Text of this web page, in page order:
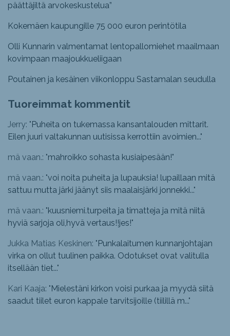
päättäjiltä arvokeskustelua”
Kokemäen kaupungille 75 000 euron perintötila
Olli Kunnarin valmentamat lentopallomiehet maailmaan
kovimpaan maajoukkueliigaan
Poutainen ja kesäinen viikonloppu Sastamalan seudulla
Tuoreimmat kommentit
Jerry: "Puheita on tukemassa kansantalouden mittarit.
Eilen juuri valtakunnan uutisissa kerrottiin avoimien..."
mä vaan.: "mahroikko sohasta kusiaipesään!"
mä vaan.: "voi noita puheita ja lupauksia! lupaillaan mitä
sattuu mutta järki jäänyt siis maalaisjärki jonnekki..."
mä vaan.: "kuusniemi.turpeita ja timatteja ja mitä niitä
hyviä sarjoja oli,hyvä vertaus!!jes!"
Jukka Matias Keskinen: "Punkalaitumen kunnanjohtajan
virka on ollut tuulinen paikka. Odotukset ovat valitulla
itsellään tiet..."
Kari Kaaja: "Mielestäni kirkon voisi purkaa ja myydä siitä
saadut tiilet euron kappale tarvitsijoille (tiilillä m..."